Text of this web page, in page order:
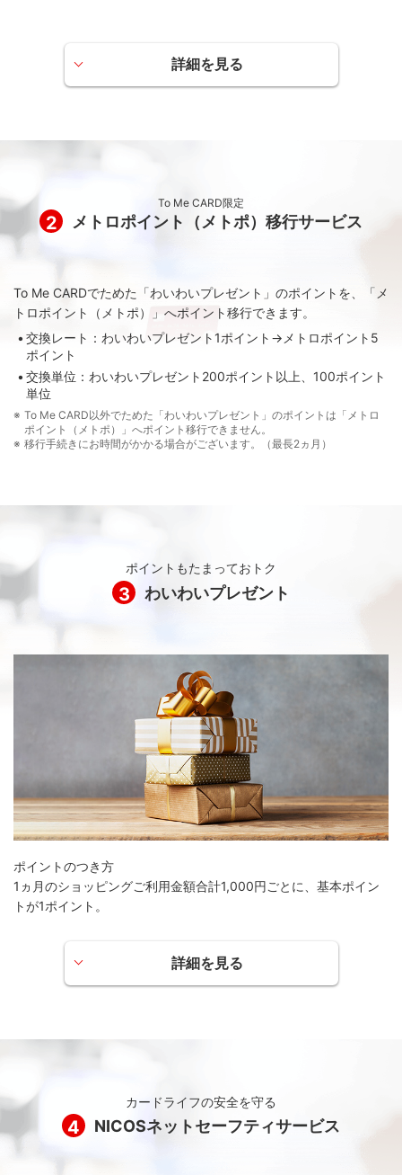
メトロポイント（メトポ）
ポイントがたまります。
たまったメトロポイントは、PASMOにチャージ（メトロポ
ル）、nanacoポイント（メトロポイント500ポイントで
nanacoポイント500ポイント）への移行が可能です。
メトロポイント（メトポ）のご利用には事前登録が必要となりま
す。
東京メトロのサービス詳細は、東京メトロ To Me CARDの
ホームページをご確認ください。
東京メトロ To Me CARD
PASMOを改札機にタッチするだけで自動的にチャージする
にチャージします。
オートチャージは、PASMOエリアおよび首都圏・仙台・新潟・青
森・盛岡・秋田の各Suicaエリアでの改札入出場時に行われます。
PASMOオートチャージサービスは、株式会社パスモが提供するサ
東京メトロのサービス詳細は、東京メトロ To Me CARDの
ホームページをご確認ください。
東京メトロ To Me CARD
詳細を見る
To Me CARD限定
2 メトロポイント（メトポ）移行サービス
To Me CARDでためた「わいわいプレゼント」のポイントを、「メ
トロポイント（メトポ）」へポイント移行できます。
交換レート：わいわいプレゼント1ポイント→メトロポイント5
ポイント
交換単位：わいわいプレゼント200ポイント以上、100ポイント
単位
To Me CARD以外でためた「わいわいプレゼント」のポイントは「メトロ
ポイント（メトポ）」へポイント移行できません。
移行手続きにお時間がかかる場合がございます。（最長2ヵ月）
ポイントもたまっておトク
3 わいわいプレゼント
ポイントのつき方
1ヵ月のショッピングご利用金額合計1,000円ごとに、基本ポイン
トが1ポイント。
優遇特典【わいわいup】
る基本ポイントが20％up
当年度のご利用金額が50万円以上100万円未満の場合、翌
詳細を見る
カードライフの安全を守る
4 NICOSネットセーフティサービス